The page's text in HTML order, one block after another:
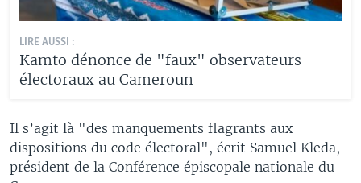
LIRE AUSSI :
Kamto dénonce de "faux" observateurs
électoraux au Cameroun
Il s’agit là "des manquements flagrants aux
dispositions du code électoral", écrit Samuel Kleda,
président de la Conférence épiscopale nationale du